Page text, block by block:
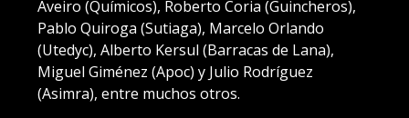
Aveiro (Químicos), Roberto Coria (Guincheros),
Pablo Quiroga (Sutiaga), Marcelo Orlando
(Utedyc), Alberto Kersul (Barracas de Lana),
Miguel Giménez (Apoc) y Julio Rodríguez
(Asimra), entre muchos otros.